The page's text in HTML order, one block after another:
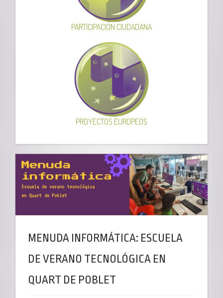
PARTICIPACIÓN CIUDADANA
PROYECTOS EUROPEOS
MENUDA INFORMÁTICA: ESCUELA
DE VERANO TECNOLÓGICA EN
QUART DE POBLET